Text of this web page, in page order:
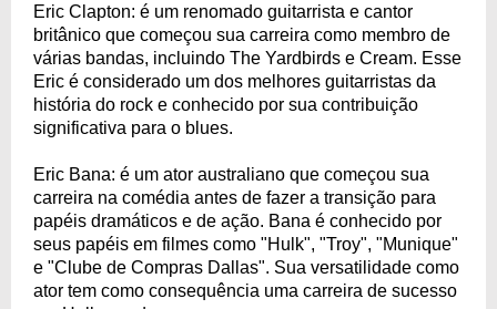
Eric Clapton: é um renomado guitarrista e cantor
britânico que começou sua carreira como membro de
várias bandas, incluindo The Yardbirds e Cream. Esse
Eric é considerado um dos melhores guitarristas da
história do rock e conhecido por sua contribuição
significativa para o blues.
Eric Bana: é um ator australiano que começou sua
carreira na comédia antes de fazer a transição para
papéis dramáticos e de ação. Bana é conhecido por
seus papéis em filmes como "Hulk", "Troy", "Munique"
e "Clube de Compras Dallas". Sua versatilidade como
ator tem como consequência uma carreira de sucesso